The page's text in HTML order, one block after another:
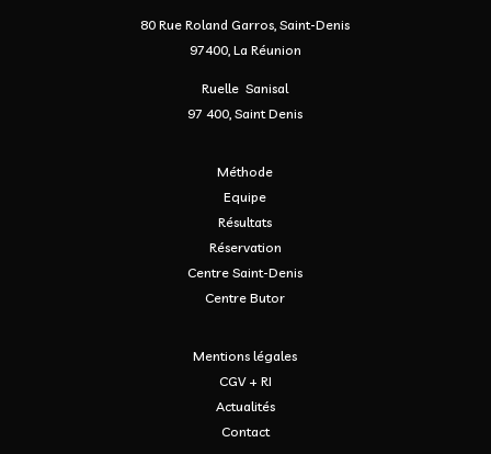
80 Rue Roland Garros, Saint-Denis
97400, La Réunion
Ruelle Sanisal
97 400, Saint Denis
Méthode
Equipe
Résultats
Réservation
Centre Saint-Denis
Centre Butor
Mentions légales
CGV + RI
Actualités
Contact